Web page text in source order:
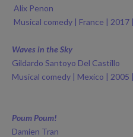
Alix Penon
Musical comedy | France | 2017
Waves in the Sky
Gildardo Santoyo Del Castillo
Musical comedy | Mexico | 2005
Poum Poum!
Damien Tran